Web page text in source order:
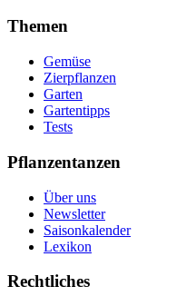
Themen
Gemüse
Zierpflanzen
Garten
Gartentipps
Tests
Pflanzentanzen
Über uns
Newsletter
Saisonkalender
Lexikon
Rechtliches